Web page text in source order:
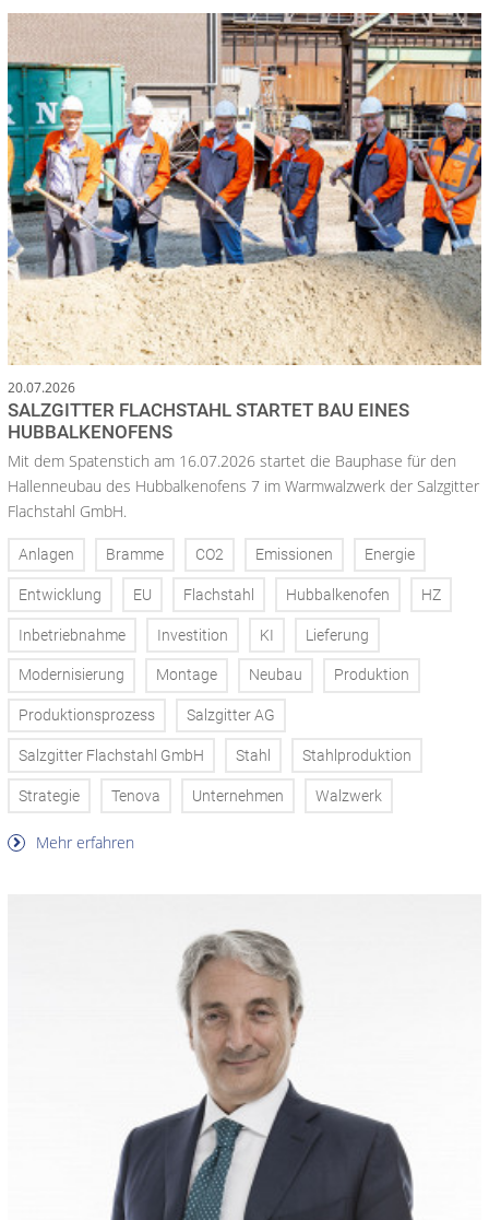
20.07.2026
SALZGITTER FLACHSTAHL STARTET BAU EINES
HUBBALKENOFENS
Mit dem Spatenstich am 16.07.2026 startet die Bauphase für den
Hallenneubau des Hubbalkenofens 7 im Warmwalzwerk der Salzgitter
Flachstahl GmbH.
Anlagen Bramme CO2 Emissionen Energie
Entwicklung EU Flachstahl Hubbalkenofen HZ
Inbetriebnahme Investition KI Lieferung
Modernisierung Montage Neubau Produktion
Produktionsprozess Salzgitter AG
Salzgitter Flachstahl GmbH Stahl Stahlproduktion
Strategie Tenova Unternehmen Walzwerk
Mehr erfahren